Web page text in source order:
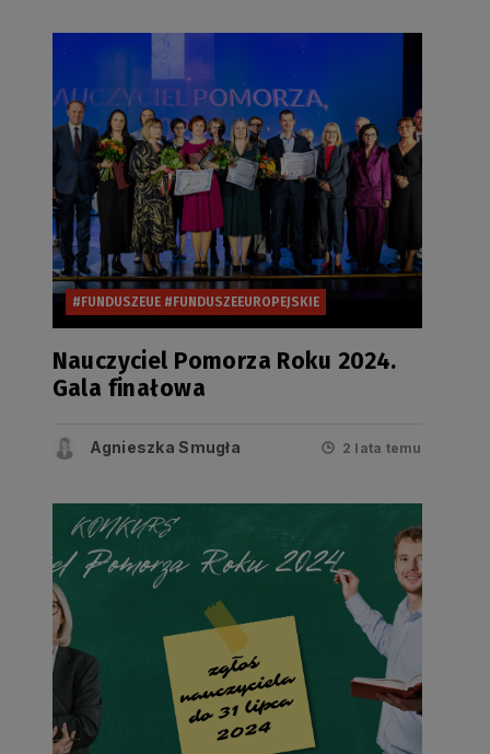
#FUNDUSZEUE #FUNDUSZEEUROPEJSKIE
Nauczyciel Pomorza Roku 2024.
Gala finałowa
Agnieszka Smugła 2 lata temu